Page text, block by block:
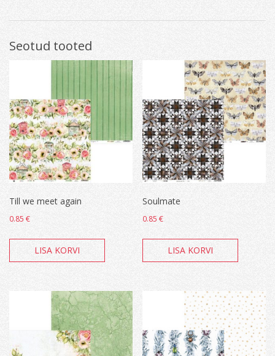
Seotud tooted
Till we meet again
0.85 €
LISA KORVI
Soulmate
0.85€
LISA KORVI